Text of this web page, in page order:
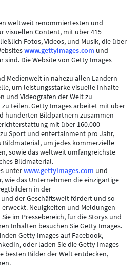
weltweit renommiertesten und
visuellen Content, mit über 415
Fotos, Videos, und Musik, die über
www.gettyimages.com und
sind. Die Website von Getty Images
Medienwelt in nahezu allen Ländern
um leistungsstarke visuelle Inhalte
und Videografen der Welt zu
teilen. Getty Images arbeitet mit über
hunderten Bildpartnern zusammen
mit über 160.000
Sport und entertainment pro Jahr,
Bildmaterial, um jedes kommerzielle
sowie das weltweit umfangreichste
Bildmaterial.
unterwww.gettyimages.com und
wie das Unternehmen die einzigartige
in der
der Geschäftswelt fördert und so
Neuigkeiten und Meldungen
im Pressebereich, für die Storys und
Inhalten besuchen Sie Getty Images.
Getty Images auf Facebook,
oder laden Sie die Getty Images
besten Bilder der Welt entdecken,